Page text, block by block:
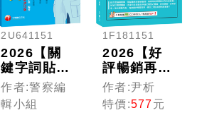
2U641151
2026【關
鍵字詞貼心
標記】警察
專業英文
［十二版］
作者:警察編
輯小組
1F181151
2026【好
評暢銷再
版】尹析老
師的行政法
觀念課----
作者:尹析
特價:577元